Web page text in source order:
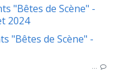
"Bêtes de Scène" -
2024
…